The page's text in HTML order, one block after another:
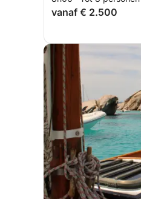
vanaf € 2.500